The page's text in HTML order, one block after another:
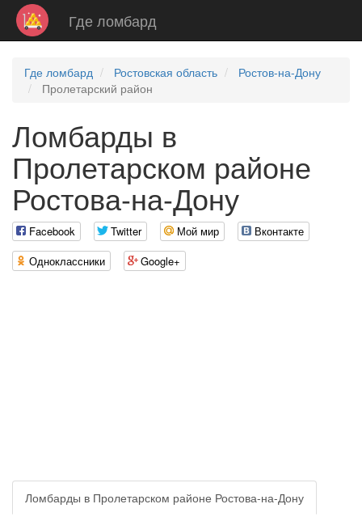
Где ломбард
Где ломбард Ростовская область
Ростов-на-Дону
Пролетарский район
Ломбарды в
Пролетарском районе
Ростова-на-Дону
Facebook Twitter Мой мир
Вконтакте
Одноклассники
Google+
Ломбарды в Пролетарском районе Ростова-на-Дону